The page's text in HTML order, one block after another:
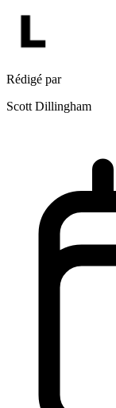
Rédigé par
Scott Dillingham